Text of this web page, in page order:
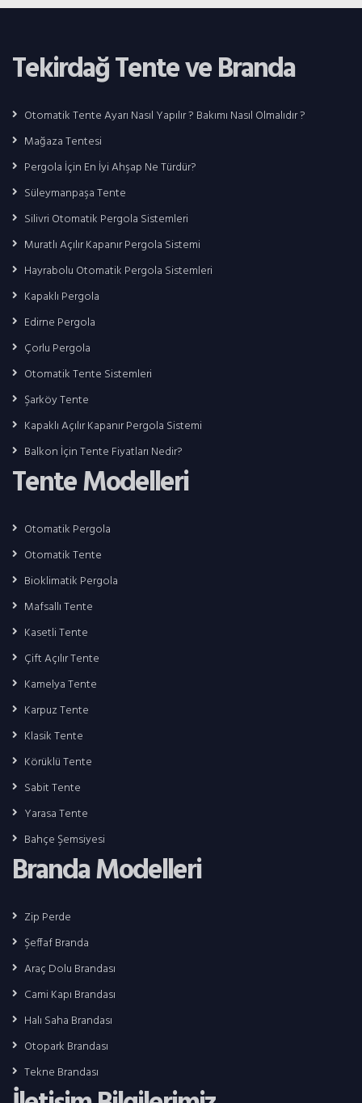
Tekirdağ Tente ve Branda
Otomatik Tente Ayarı Nasıl Yapılır ? Bakımı Nasıl Olmalıdır ?
Mağaza Tentesi
Pergola İçin En İyi Ahşap Ne Türdür?
Süleymanpaşa Tente
Silivri Otomatik Pergola Sistemleri
Muratlı Açılır Kapanır Pergola Sistemi
Hayrabolu Otomatik Pergola Sistemleri
Kapaklı Pergola
Edirne Pergola
Çorlu Pergola
Otomatik Tente Sistemleri
Şarköy Tente
Kapaklı Açılır Kapanır Pergola Sistemi
Balkon İçin Tente Fiyatları Nedir?
Tente Modelleri
Otomatik Pergola
Otomatik Tente
Bioklimatik Pergola
Mafsallı Tente
Kasetli Tente
Çift Açılır Tente
Kamelya Tente
Karpuz Tente
Klasik Tente
Körüklü Tente
Sabit Tente
Yarasa Tente
Bahçe Şemsiyesi
Branda Modelleri
Zip Perde
Şeffaf Branda
Araç Dolu Brandası
Cami Kapı Brandası
Halı Saha Brandası
Otopark Brandası
Tekne Brandası